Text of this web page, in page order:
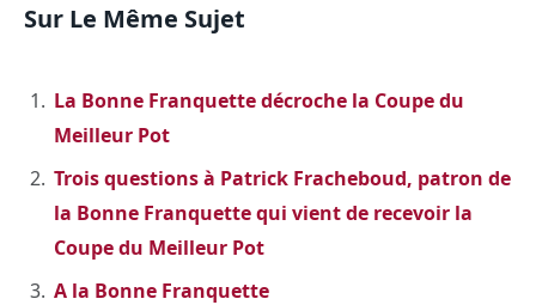
Sur Le Même Sujet
La Bonne Franquette décroche la Coupe du
Meilleur Pot
Trois questions à Patrick Fracheboud, patron de
la Bonne Franquette qui vient de recevoir la
Coupe du Meilleur Pot
A la Bonne Franquette